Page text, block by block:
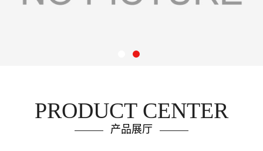
PRODUCT CENTER
产品展厅